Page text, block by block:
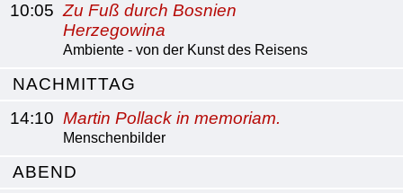
10:05 Zu Fuß durch Bosnien
Herzegowina
Ambiente - von der Kunst des Reisens
NACHMITTAG
14:10 Martin Pollack in memoriam.
Menschenbilder
ABEND